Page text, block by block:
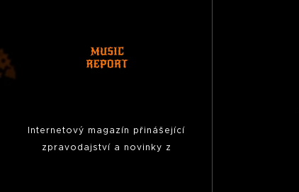
Internetový magazín přinášející
zpravodajství a novinky z